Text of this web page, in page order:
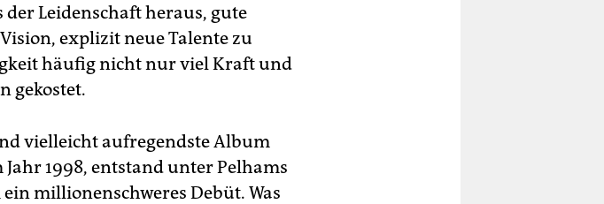
der Leidenschaft heraus, gute
explizit neue Talente zu
häufig nicht nur viel Kraft und
gekostet.
vielleicht aufregendste Album
1998, entstand unter Pelhams
millionenschweres Debüt. Was